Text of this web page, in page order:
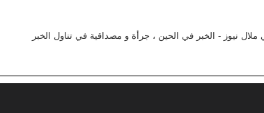
ملال نيوز - الخبر في الحين ، جرأة و مصداقية في تناول الخبر